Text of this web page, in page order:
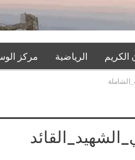
الكريم الرياضية مركز